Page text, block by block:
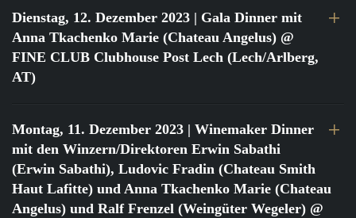
Dienstag, 12. Dezember 2023 | Gala Dinner mit
Anna Tkachenko Marie (Chateau Angelus) @
FINE CLUB Clubhouse Post Lech (Lech/Arlberg,
AT)
Montag, 11. Dezember 2023 | Winemaker Dinner
mit den Winzern/Direktoren Erwin Sabathi
(Erwin Sabathi), Ludovic Fradin (Chateau Smith
Haut Lafitte) und Anna Tkachenko Marie (Chateau
Angelus) und Ralf Frenzel (Weingüter Wegeler) @